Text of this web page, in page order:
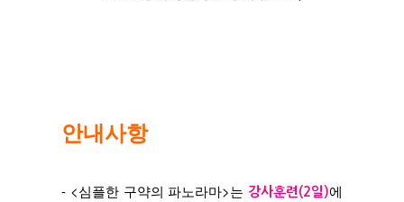
안내사항
- <심플한 구약의 파노라마>는 강사훈련(2일)에